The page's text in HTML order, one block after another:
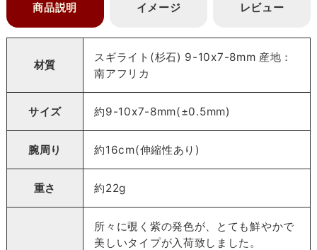
商品説明 イメージ レビュー
材質
スギライト(杉石) 9-10x7-8mm 産地：
南アフリカ
サイズ 約9-10x7-8mm(±0.5mm)
腕周り 約16cm(伸縮性あり)
重さ 約22g
所々に覗く紫の発色が、とても鮮やかで
美しいタイプが入荷致しました。